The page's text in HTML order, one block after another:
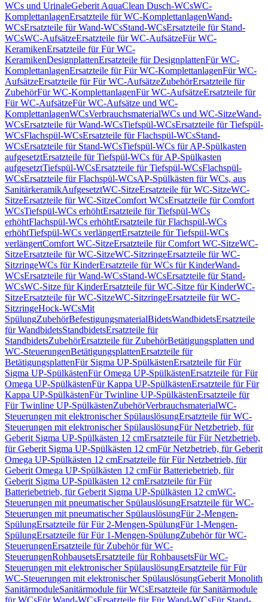
WCs und UrinaleGeberit AquaClean Dusch-WCsWC-
KomplettanlagenErsatzteile für WC-KomplettanlagenWand-
WCsErsatzteile für Wand-WCsStand-WCsErsatzteile für Stand-
WCsWC-AufsätzeErsatzteile für WC-AufsätzeFür WC-
KeramikenErsatzteile für Für WC-
KeramikenDesignplattenErsatzteile für DesignplattenFür WC-
KomplettanlagenErsatzteile für Für WC-KomplettanlagenFür WC-
AufsätzeErsatzteile für Für WC-AufsätzeZubehörErsatzteile für
ZubehörFür WC-KomplettanlagenFür WC-AufsätzeErsatzteile für
Für WC-AufsätzeFür WC-Aufsätze und WC-
KomplettanlagenWCsVerbrauchsmaterialWCs und WC-SitzeWand-
WCsErsatzteile für Wand-WCsTiefspül-WCsErsatzteile für Tiefspül-
WCsFlachspül-WCsErsatzteile für Flachspül-WCsStand-
WCsErsatzteile für Stand-WCsTiefspül-WCs für AP-Spülkasten
aufgesetztErsatzteile für Tiefspül-WCs für AP-Spülkasten
aufgesetztTiefspül-WCsErsatzteile für Tiefspül-WCsFlachspül-
WCsErsatzteile für Flachspül-WCsAP-Spülkästen für WCs, aus
SanitärkeramikAufgesetztWC-SitzeErsatzteile für WC-SitzeWC-
SitzeErsatzteile für WC-SitzeComfort WCsErsatzteile für Comfort
WCsTiefspül-WCs erhöhtErsatzteile für Tiefspül-WCs
erhöhtFlachspül-WCs erhöhtErsatzteile für Flachspül-WCs
erhöhtTiefspül-WCs verlängertErsatzteile für Tiefspül-WCs
verlängertComfort WC-SitzeErsatzteile für Comfort WC-SitzeWC-
SitzeErsatzteile für WC-SitzeWC-SitzringeErsatzteile für WC-
SitzringeWCs für KinderErsatzteile für WCs für KinderWand-
WCsErsatzteile für Wand-WCsStand-WCsErsatzteile für Stand-
WCsWC-Sitze für KinderErsatzteile für WC-Sitze für KinderWC-
SitzeErsatzteile für WC-SitzeWC-SitzringeErsatzteile für WC-
SitzringeHock-WCsMit
SpülungZubehörBefestigungsmaterialBidetsWandbidetsErsatzteile
für WandbidetsStandbidetsErsatzteile für
StandbidetsZubehörErsatzteile für ZubehörBetätigungsplatten und
WC-SteuerungenBetätigungsplattenErsatzteile für
BetätigungsplattenFür Sigma UP-SpülkästenErsatzteile für Für
Sigma UP-SpülkästenFür Omega UP-SpülkästenErsatzteile für Für
Omega UP-SpülkästenFür Kappa UP-SpülkästenErsatzteile für Für
Kappa UP-SpülkästenFür Twinline UP-SpülkästenErsatzteile für
Für Twinline UP-SpülkästenZubehörVerbrauchsmaterialWC-
Steuerungen mit elektronischer SpülauslösungErsatzteile für WC-
Steuerungen mit elektronischer SpülauslösungFür Netzbetrieb, für
Geberit Sigma UP-Spülkästen 12 cmErsatzteile für Für Netzbetrieb,
für Geberit Sigma UP-Spülkästen 12 cmFür Netzbetrieb, für Geberit
Omega UP-Spülkästen 12 cmErsatzteile für Für Netzbetrieb, für
Geberit Omega UP-Spülkästen 12 cmFür Batteriebetrieb, für
Geberit Sigma UP-Spülkästen 12 cmErsatzteile für Für
Batteriebetrieb, für Geberit Sigma UP-Spülkästen 12 cmWC-
Steuerungen mit pneumatischer SpülauslösungErsatzteile für WC-
Steuerungen mit pneumatischer SpülauslösungFür 2-Mengen-
SpülungErsatzteile für Für 2-Mengen-SpülungFür 1-Mengen-
SpülungErsatzteile für Für 1-Mengen-SpülungZubehör für WC-
SteuerungenErsatzteile für Zubehör für WC-
SteuerungenRohbausetsErsatzteile für RohbausetsFür WC-
Steuerungen mit elektronischer SpülauslösungErsatzteile für Für
WC-Steuerungen mit elektronischer SpülauslösungGeberit Monolith
SanitärmoduleSanitärmodule für WCsErsatzteile für Sanitärmodule
für WCsFür Wand-WCsErsatzteile für Für Wand-WCsFür Stand-